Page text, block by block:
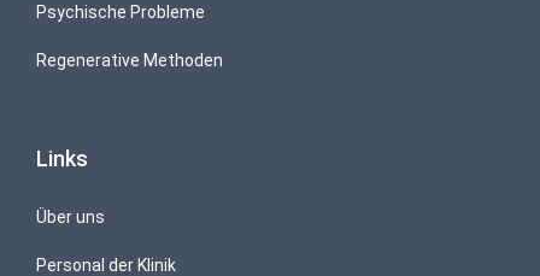
Psychische Probleme
Regenerative Methoden
Links
Über uns
Personal der Klinik